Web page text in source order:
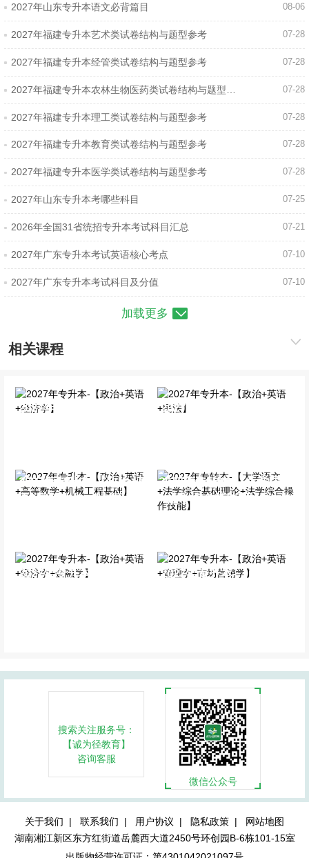
2027年山东专升本语文必背篇目 08-06
2027年福建专升本艺术类试卷结构与题型参考 07-28
2027年福建专升本经管类试卷结构与题型参考 07-28
2027年福建专升本农林生物医药类试卷结构与题型参考 07-28
2027年福建专升本理工类试卷结构与题型参考 07-28
2027年福建专升本教育类试卷结构与题型参考 07-28
2027年福建专升本医学类试卷结构与题型参考 07-28
2027年山东专升本考哪些科目 07-25
2026年全国31省统招专升本考试科目汇总 07-21
2027年广东专升本考试英语核心考点 07-10
2027年广东专升本考试科目及分值 07-10
加载更多
相关课程
2027年专升本-【政治+英
2027年专升本-【政治+英
2027年专升本-【政治+英
语+高等数学+机械工程基
2027年专转本-【大学语文
+法学综合基础理论+法学
2027年专升本-【政治+英
2027年专升本-【政治+英
搜索关注服务号：
【诚为径教育】
咨询客服
微信公众号
关于我们 | 联系我们 | 用户协议 | 隐私政策 |
网站地图
湖南湘江新区东方红街道岳麓西大道2450号环创园B-6栋101-15室